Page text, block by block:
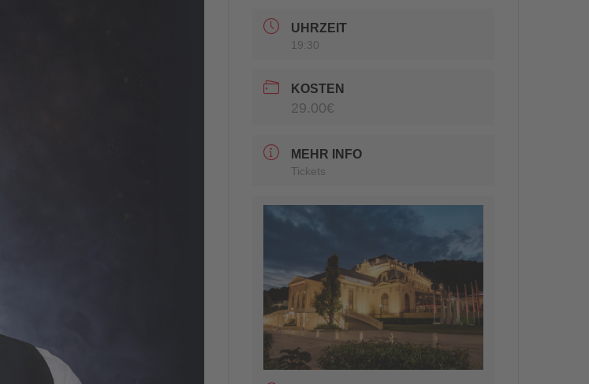
UHRZEIT
19:30
KOSTEN
29.00€
MEHR INFO
Tickets